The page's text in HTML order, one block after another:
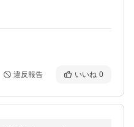
違反報告 いいね 0